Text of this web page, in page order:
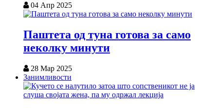
04 Апр 2025
Паштета од туна готова за само
неколку минути
28 Мар 2025
Занимливости